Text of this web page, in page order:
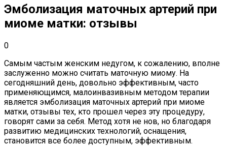
Эмболизация маточных артерий при
миоме матки: отзывы
0
Самым частым женским недугом, к сожалению, вполне
заслуженно можно считать маточную миому. На
сегодняшний день, довольно эффективным, часто
применяющимся, малоинвазивным методом терапии
является эмболизация маточных артерий при миоме
матки, отзывы тех, кто прошел через эту процедуру,
говорят сами за себя. Метод хотя не нов, но благодаря
развитию медицинских технологий, оснащения,
становится все более доступным, эффективным.